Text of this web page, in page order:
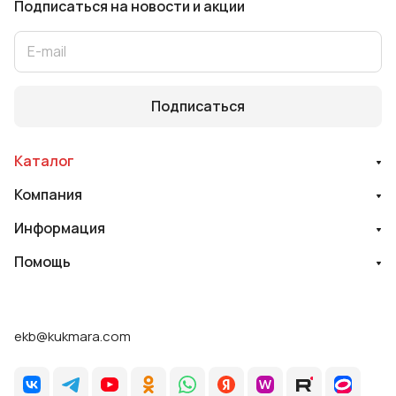
Подписаться на новости и акции
Подписаться
Каталог
Компания
Информация
Помощь
ekb@kukmara.com